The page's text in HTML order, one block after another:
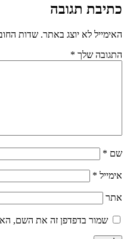
כתיבת תגובה
האימייל לא יוצג באתר. שדות
התגובה שלך *
שם *
אימייל *
אתר
שמור בדפדפן זה את השם,